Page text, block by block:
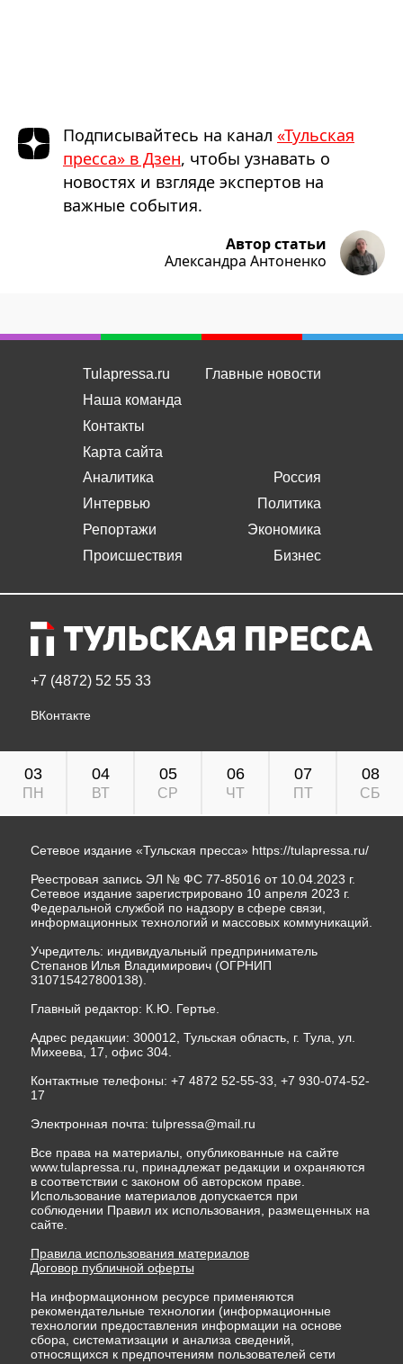
Подписывайтесь на канал «Тульская
пресса» в Дзен, чтобы узнавать о
новостях и взгляде экспертов на
важные события.
Автор статьи
Александра Антоненко
Tulapressa.ru
Наша команда
Контакты
Карта сайта
Главные новости
Аналитика
Интервью
Репортажи
Происшествия
Россия
Политика
Экономика
Бизнес
+7 (4872) 52 55 33
ВКонтакте
03
ПН
04
ВТ
05
СР
06
ЧТ
07
ПТ
08
СБ
Сетевое издание «Тульская пресса» https://tulapressa.ru/
Реестровая запись ЭЛ № ФС 77-85016 от 10.04.2023 г.
Сетевое издание зарегистрировано 10 апреля 2023 г.
Федеральной службой по надзору в сфере связи,
информационных технологий и массовых коммуникаций.
Учредитель: индивидуальный предприниматель
Степанов Илья Владимирович (ОГРНИП
310715427800138).
Главный редактор: К.Ю. Гертье.
Адрес редакции: 300012, Тульская область, г. Тула, ул.
Михеева, 17, офис 304.
Контактные телефоны: +7 4872 52-55-33, +7 930-074-52-
17
Электронная почта: tulpressa@mail.ru
Все права на материалы, опубликованные на сайте
www.tulapressa.ru, принадлежат редакции и охраняются
в соответствии с законом об авторском праве.
Использование материалов допускается при
соблюдении Правил их использования, размещенных на
сайте.
Правила использования материалов
Договор публичной оферты
На информационном ресурсе применяются
рекомендательные технологии (информационные
технологии предоставления информации на основе
сбора, систематизации и анализа сведений,
относящихся к предпочтениям пользователей сети